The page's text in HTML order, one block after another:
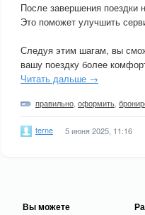
После завершения поездки
Это поможет улучшить
Следуя этим шагам, вы
вашу поездку более
Читать дальше →
правильно оформить
terne 5 июня 2025, 11:16
Вы можете